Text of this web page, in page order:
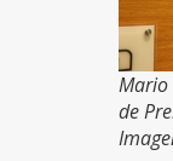
Mario
de